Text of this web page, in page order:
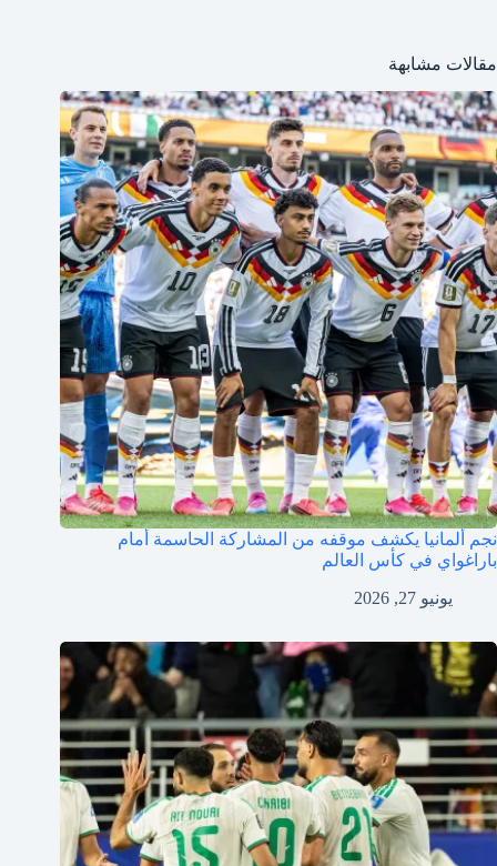
مقالات مشابهة
نجم ألمانيا يكشف موقفه من المشاركة الحاسمة أمام
باراغواي في كأس العالم
يونيو 27, 2026